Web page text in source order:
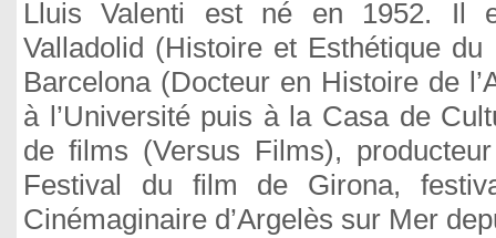
Lluis Valenti est né en 1952. Il
Valladolid (Histoire et Esthétique
Barcelona (Docteur en Histoire de
à l’Université puis à la Casa de
de films (Versus Films),
Festival du film de Girona,
Cinémaginaire d’Argelès sur Mer